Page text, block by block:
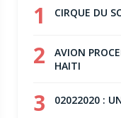
1 CIRQUE DU
2
AVION
HAITI
3 02022020 :